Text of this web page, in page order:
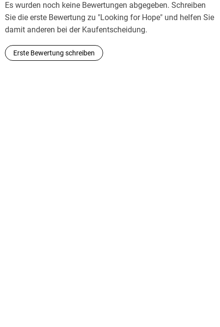
Es wurden noch keine Bewertungen abgegeben. Schreiben
Sie die erste Bewertung zu "Looking for Hope" und helfen Sie
damit anderen bei der Kaufentscheidung.
Erste Bewertung schreiben